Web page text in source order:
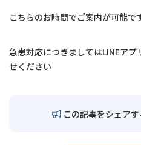
LINEでの予約・
こちらのお時間でご案内が可能で
急患対応につきましてはLINEアプ
せください
この記事をシェアす